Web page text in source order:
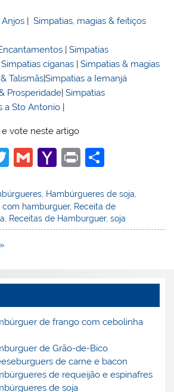
Anjos |Simpatias, magias & feitiços
|Simpatias
Simpatias ciganas |Simpatias & magias
Talismãs|Simpatias a Iemanjá
Prosperidade|Simpatias
a Sto Antonio |
vote neste artigo
T
itt
er
G
ai
l
Y
h
o
o
l
Pr
t
ar
e
Hambúrgueres de soja
com hamburguer, Receita de
Receitas de Hamburguer,soja
»
de frango com cebolinha
de Grão-de-Bico
de carne e bacon
de requeijão e espinafres
de soja